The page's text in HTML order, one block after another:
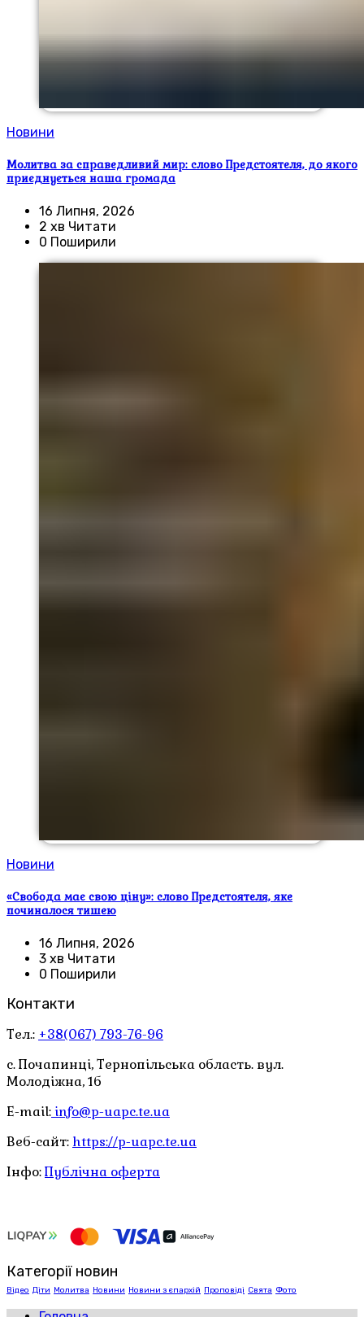
Новини
Молитва за справедливий мир: слово Предстоятеля, до якого
приєднується наша громада
16 Липня, 2026
2 хв Читати
0 Поширили
Новини
«Свобода має свою ціну»: слово Предстоятеля, яке
починалося тишею
16 Липня, 2026
3 хв Читати
0 Поширили
Контакти
Тел.: +38(067) 793-76-96
с. Почапинці, Тернопільська область. вул.
Молодіжна, 1б
E-mail: info@p-uapc.te.ua
Веб-сайт: https://p-uapc.te.ua
Інфо:Публічна оферта
Категорії новин
Відео Діти Молитва Новини Новини з єпархій Проповіді Свята Фото